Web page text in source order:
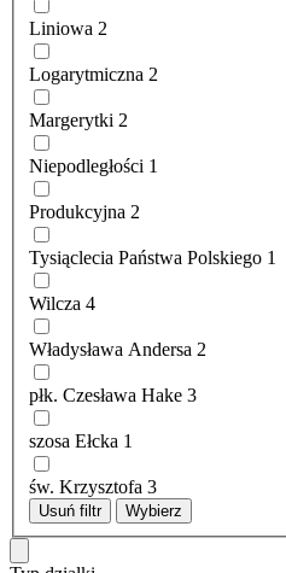
Liniowa 2
Logarytmiczna 2
Margerytki 2
Niepodległości 1
Produkcyjna 2
Tysiąclecia Państwa Polskiego 1
Wilcza 4
Władysława Andersa 2
płk. Czesława Hake 3
szosa Ełcka 1
św. Krzysztofa 3
Usuń filtr Wybierz